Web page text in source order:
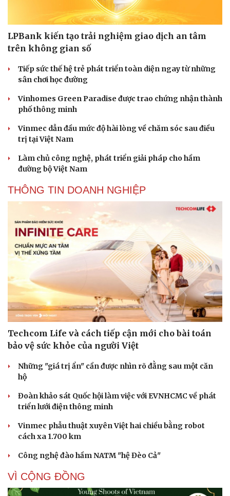
Cải chính
LPBank kiến tạo trải nghiệm giao dịch an tâm
trên không gian số
Tiếp sức thế hệ trẻ phát triển toàn diện ngay từ những
sân chơi học đường
Vinhomes Green Paradise được trao chứng nhận thành
phố thông minh
Vinmec dẫn đầu mức độ hài lòng về chăm sóc sau điều
trị tại Việt Nam
Làm chủ công nghệ, phát triển giải pháp cho hầm
đường bộ Việt Nam
THÔNG TIN DOANH NGHIỆP
Techcom Life và cách tiếp cận mới cho bài toán
bảo vệ sức khỏe của người Việt
Những "giá trị ẩn" cần được nhìn rõ đằng sau một căn
hộ
Đoàn khảo sát Quốc hội làm việc với EVNHCMC về phát
triển lưới điện thông minh
Vinmec phẫu thuật xuyên Việt hai chiều bằng robot
cách xa 1.700 km
Công nghệ đào hầm NATM "hệ Đèo Cả"
VÌ CỘNG ĐỒNG